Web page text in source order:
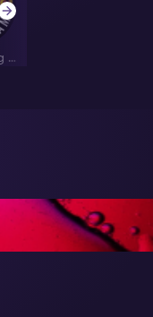
The Bulldog Palace